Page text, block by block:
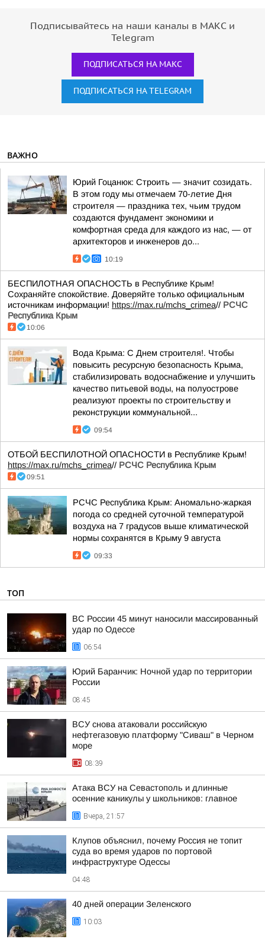
Подписывайтесь на наши каналы в МАКС и
Telegram
ПОДПИСАТЬСЯ НА МАКС
ПОДПИСАТЬСЯ НА TELEGRAM
ВАЖНО
Юрий Гоцанюк: Строить — значит созидать.
В этом году мы отмечаем 70-летие Дня
строителя — праздника тех, чьим трудом
создаются фундамент экономики и
комфортная среда для каждого из нас, — от
архитекторов и инженеров до...
10:19
БЕСПИЛОТНАЯ ОПАСНОСТЬ в Республике Крым!
Сохраняйте спокойствие. Доверяйте только официальным
источникам информации! https://max.ru/mchs_crimea// РСЧС
Республика Крым
10:06
Вода Крыма: С Днем строителя!. Чтобы
повысить ресурсную безопасность Крыма,
стабилизировать водоснабжение и улучшить
качество питьевой воды, на полуострове
реализуют проекты по строительству и
реконструкции коммунальной...
09:54
ОТБОЙ БЕСПИЛОТНОЙ ОПАСНОСТИ в Республике Крым!
https://max.ru/mchs_crimea// РСЧС Республика Крым
09:51
РСЧС Республика Крым: Аномально-жаркая
погода со средней суточной температурой
воздуха на 7 градусов выше климатической
нормы сохранятся в Крыму 9 августа
09:33
ТОП
ВС России 45 минут наносили массированный
удар по Одессе
06:54
Юрий Баранчик: Ночной удар по территории
России
08:45
ВСУ снова атаковали российскую
нефтегазовую платформу "Сиваш" в Черном
море
08:39
Атака ВСУ на Севастополь и длинные
осенние каникулы у школьников: главное
Вчера, 21:57
Клупов объяснил, почему Россия не топит
суда во время ударов по портовой
инфраструктуре Одессы
04:48
40 дней операции Зеленского
10:03